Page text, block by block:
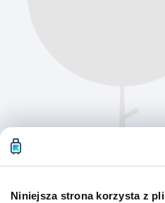
Niniejsza strona korzysta z